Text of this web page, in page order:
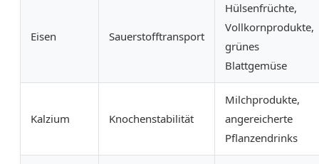
Eisen Sauerstofftransport
Hülsenfrüchte,
Vollkornprodukte,
grünes
Blattgemüse
Kalzium Knochenstabilität
Milchprodukte,
angereicherte
Pflanzendrinks